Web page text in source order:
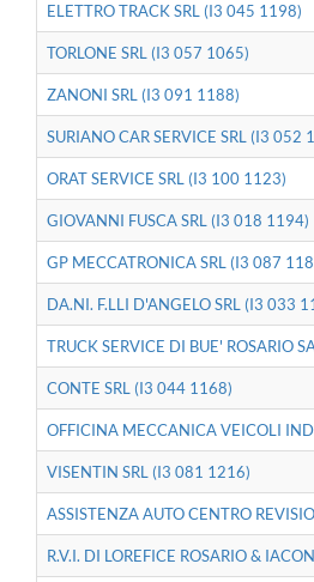
ELETTRO TRACK SRL (I3 045 1198)
TORLONE SRL (I3 057 1065)
ZANONI SRL (I3 091 1188)
SURIANO CAR SERVICE SRL (I3 052
ORAT SERVICE SRL (I3 100 1123)
GIOVANNI FUSCA SRL (I3 018 1194)
GP MECCATRONICA SRL (I3 087
DA.NI. F.LLI D'ANGELO SRL (I3 033
TRUCK SERVICE DI BUE' ROSARIO
CONTE SRL (I3 044 1168)
OFFICINA MECCANICA VEICOLI
VISENTIN SRL (I3 081 1216)
ASSISTENZA AUTO CENTRO
R.V.I. DI LOREFICE ROSARIO &